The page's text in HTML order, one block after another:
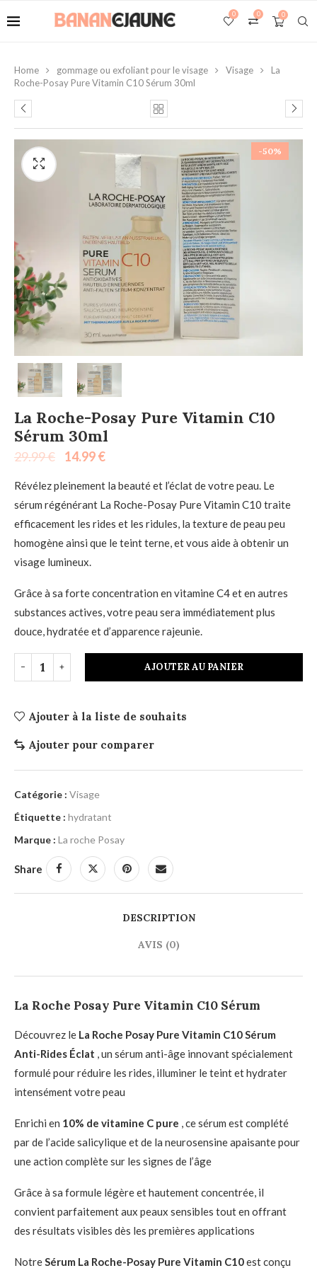
0
0
0
Home gommage ou exfoliant pour le visage Visage
La
Roche-Posay Pure Vitamin C10 Sérum 30ml
-50%
La Roche-Posay Pure Vitamin C10
Sérum 30ml
29.99€ 14.99€
Révélez pleinement la beauté et l’éclat de votre peau. Le
sérum régénérant La Roche-Posay Pure Vitamin C10 traite
efficacement les rides et les ridules, la texture de peau peu
homogène ainsi que le teint terne, et vous aide à obtenir un
visage lumineux.
Grâce à sa forte concentration en vitamine C4 et en autres
substances actives, votre peau sera immédiatement plus
douce, hydratée et d’apparence rajeunie.
AJOUTER AU PANIER
Ajouter à la liste de souhaits
Ajouter pour comparer
Catégorie : Visage
Étiquette : hydratant
Marque : La roche Posay
Share
DESCRIPTION
AVIS (0)
La Roche Posay Pure Vitamin C10 Sérum
Découvrez le La Roche Posay Pure Vitamin C10 Sérum
Anti-Rides Éclat , un sérum anti-âge innovant spécialement
formulé pour réduire les rides, illuminer le teint et hydrater
intensément votre peau
Enrichi en 10% de vitamine C pure , ce sérum est complété
par de l’acide salicylique et de la neurosensine apaisante pour
une action complète sur les signes de l’âge
Grâce à sa formule légère et hautement concentrée, il
convient parfaitement aux peaux sensibles tout en offrant
des résultats visibles dès les premières applications
NotreSérum La Roche-Posay Pure Vitamin C10est conçu